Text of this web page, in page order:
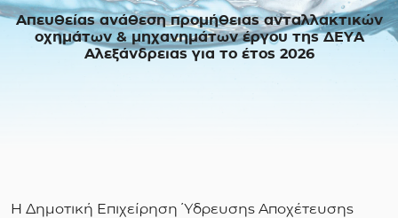
Απευθείας ανάθεση προμήθειας ανταλλακτικών
οχημάτων & μηχανημάτων έργου της ΔΕΥΑ
Αλεξάνδρειας για το έτος 2026
Η Δημοτική Επιχείρηση Ύδρευσης Αποχέτευσης